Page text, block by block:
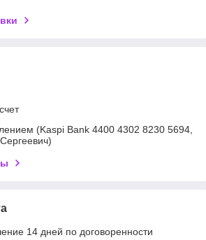
(Kaspi Bank 4400 4302 8230 5694,
14 дней по договоренности